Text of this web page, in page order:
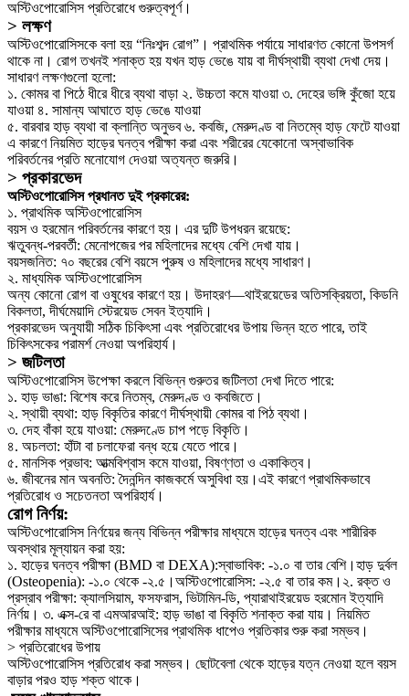
অস্টিওপোরোসিস প্রতিরোধে গুরুত্বপূর্ণ।
> লক্ষণ
অস্টিওপোরোসিসকে বলা হয় “নিঃশব্দ রোগ”। প্রাথমিক পর্যায়ে সাধারণত কোনো উপসর্গ
থাকে না। রোগ তখনই শনাক্ত হয় যখন হাড় ভেঙে যায় বা দীর্ঘস্থায়ী ব্যথা দেখা দেয়।
সাধারণ লক্ষণগুলো হলো:
১. কোমর বা পিঠে ধীরে ধীরে ব্যথা বাড়া ২. উচ্চতা কমে যাওয়া ৩. দেহের ভঙ্গি কুঁজো হয়ে
যাওয়া ৪. সামান্য আঘাতে হাড় ভেঙে যাওয়া
৫. বারবার হাড় ব্যথা বা ক্লান্তি অনুভব ৬. কবজি, মেরুদণ্ড বা নিতম্বে হাড় ফেটে যাওয়া
এ কারণে নিয়মিত হাড়ের ঘনত্ব পরীক্ষা করা এবং শরীরের যেকোনো অস্বাভাবিক
পরিবর্তনের প্রতি মনোযোগ দেওয়া অত্যন্ত জরুরি।
> প্রকারভেদ
অস্টিওপোরোসিস প্রধানত দুই প্রকারের:
১️. প্রাথমিক অস্টিওপোরোসিস
বয়স ও হরমোন পরিবর্তনের কারণে হয়। এর দুটি উপধরন রয়েছে:
ঋতুবন্ধ-পরবর্তী: মেনোপজের পর মহিলাদের মধ্যে বেশি দেখা যায়।
বয়সজনিত: ৭০ বছরের বেশি বয়সে পুরুষ ও মহিলাদের মধ্যে সাধারণ।
২️. মাধ্যমিক অস্টিওপোরোসিস
অন্য কোনো রোগ বা ওষুধের কারণে হয়। উদাহরণ—থাইরয়েডের অতিসক্রিয়তা, কিডনি
বিকলতা, দীর্ঘমেয়াদি স্টেরয়েড সেবন ইত্যাদি।
প্রকারভেদ অনুযায়ী সঠিক চিকিৎসা এবং প্রতিরোধের উপায় ভিন্ন হতে পারে, তাই
চিকিৎসকের পরামর্শ নেওয়া অপরিহার্য।
> জটিলতা
অস্টিওপোরোসিস উপেক্ষা করলে বিভিন্ন গুরুতর জটিলতা দেখা দিতে পারে:
১. হাড় ভাঙা: বিশেষ করে নিতম্ব, মেরুদণ্ড ও কবজিতে।
২. স্থায়ী ব্যথা: হাড় বিকৃতির কারণে দীর্ঘস্থায়ী কোমর বা পিঠ ব্যথা।
৩. দেহ বাঁকা হয়ে যাওয়া: মেরুদণ্ডে চাপ পড়ে বিকৃতি।
৪. অচলতা: হাঁটা বা চলাফেরা বন্ধ হয়ে যেতে পারে।
৫. মানসিক প্রভাব: আত্মবিশ্বাস কমে যাওয়া, বিষণ্ণতা ও একাকিত্ব।
৬. জীবনের মান অবনতি: দৈনন্দিন কাজকর্মে অসুবিধা হয়।এই কারণে প্রাথমিকভাবে
প্রতিরোধ ও সচেতনতা অপরিহার্য।
রোগ নির্ণয়:
অস্টিওপোরোসিস নির্ণয়ের জন্য বিভিন্ন পরীক্ষার মাধ্যমে হাড়ের ঘনত্ব এবং শারীরিক
অবস্থার মূল্যায়ন করা হয়:
১. হাড়ের ঘনত্ব পরীক্ষা (BMD বা DEXA):স্বাভাবিক: -১.০ বা তার বেশি।হাড় দুর্বল
(Osteopenia): -১.০ থেকে -২.৫।অস্টিওপোরোসিস: -২.৫ বা তার কম।২. রক্ত ও
প্রস্রাব পরীক্ষা: ক্যালসিয়াম, ফসফরাস, ভিটামিন-ডি, প্যারাথাইরয়েড হরমোন ইত্যাদি
নির্ণয়। ৩. এক্স-রে বা এমআরআই: হাড় ভাঙা বা বিকৃতি শনাক্ত করা যায়। নিয়মিত
পরীক্ষার মাধ্যমে অস্টিওপোরোসিসের প্রাথমিক ধাপেও প্রতিকার শুরু করা সম্ভব।
> প্রতিরোধের উপায়
অস্টিওপোরোসিস প্রতিরোধ করা সম্ভব। ছোটবেলা থেকে হাড়ের যত্ন নেওয়া হলে বয়স
বাড়ার পরও হাড় শক্ত থাকে।